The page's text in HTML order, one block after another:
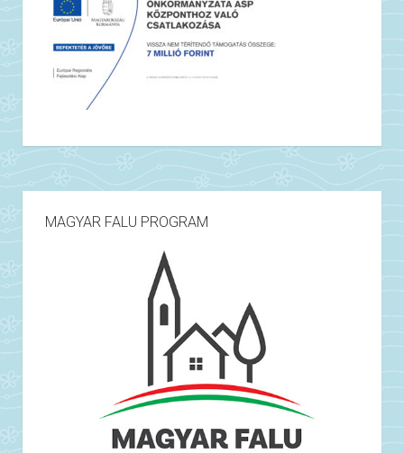
MAGYAR FALU PROGRAM